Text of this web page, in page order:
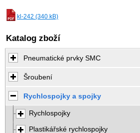
kl-242 (340 kB)
Katalog zboží
Pneumatické prvky SMC
Šroubení
Rychlospojky a spojky
Rychlospojky
Plastikářské rychlospojky